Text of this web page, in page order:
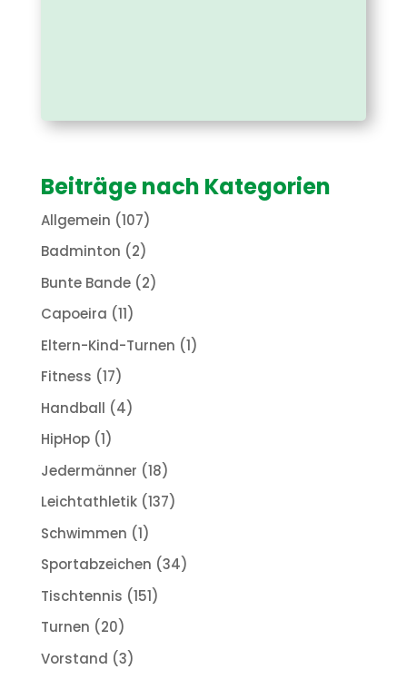
Beiträge nach Kategorien
Allgemein (107)
Badminton (2)
Bunte Bande(2)
Capoeira (11)
Eltern-Kind-Turnen (1)
Fitness (17)
Handball (4)
HipHop(1)
Jedermänner (18)
Leichtathletik(137)
Schwimmen (1)
Sportabzeichen (34)
Tischtennis (151)
Turnen (20)
Vorstand (3)